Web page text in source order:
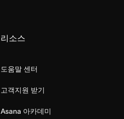
리소스
도움말 센터
고객지원 받기
Asana 아카데미